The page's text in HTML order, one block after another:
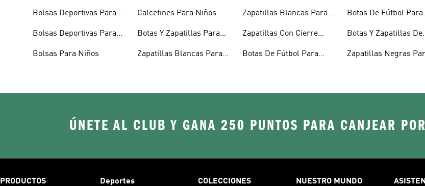
Bolsas Deportivas Para
Bolsas Deportivas Para
Bolsas Para Niños
Calcetines Para Niños
Botas Y Zapatillas Para
Zapatillas Blancas Para
Zapatillas Blancas Para
Zapatillas Con Cierre
Botas De Fútbol Para
Botas De Fútbol Para
Botas Y Zapatillas De
Zapatillas Negras
ÚNETE AL CLUB Y GANA 250 PUNTOS PARA CANJEAR
PRODUCTOS Deportes COLECCIONES NUESTRO MUNDO